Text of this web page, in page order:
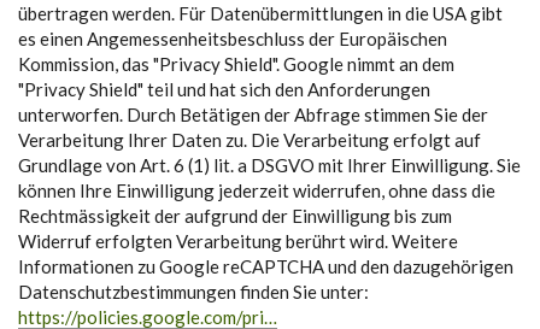
übertragen werden. Für Datenübermittlungen in die USA gibt
es einen Angemessenheitsbeschluss der Europäischen
Kommission, das "Privacy Shield". Google nimmt an dem
"Privacy Shield" teil und hat sich den Anforderungen
unterworfen. Durch Betätigen der Abfrage stimmen Sie der
Verarbeitung Ihrer Daten zu. Die Verarbeitung erfolgt auf
Grundlage von Art. 6 (1) lit. a DSGVO mit Ihrer Einwilligung. Sie
können Ihre Einwilligung jederzeit widerrufen, ohne dass die
Rechtmässigkeit der aufgrund der Einwilligung bis zum
Widerruf erfolgten Verarbeitung berührt wird. Weitere
Informationen zu Google reCAPTCHA und den dazugehörigen
Datenschutzbestimmungen finden Sie unter:
https://policies.google.com/pri…